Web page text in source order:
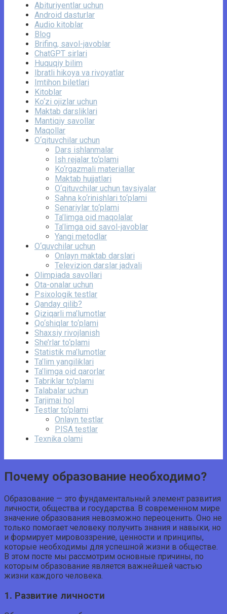
Abituriyentlar uchun
Android dasturlar
Audio kitoblar
Blog
Brifing, savol-javoblar
ChatGPT sirlari
Huquqiy bilim
Ibratli hikoya va rivoyatlar
Imtihon biletlari
Kitoblar
Ko‘zi ojizlar uchun
Maktab darsliklari
Mantiqiy savollar
Maqollar
O‘qituvchilar uchun
Dars ishlanmalar
Ish rejalar to‘plami
Ko‘rgazmali materiallar
Maktab hujjatlari
O‘qituvchilar uchun tavsiyalar
Sahna ko‘rinishlari to‘plami
Senariylar to‘plami
Ta’limga oid maqolalar
Ta’limga oid savol-javoblar
Yangi metodlar
O‘quvchilar uchun
Onlayn maktab darslari
Televizion darslar jadvali
Olimpiada savollari
Ota-onalar uchun
Psixologik testlar
Qanday qilib?
Qiziqarli ma’lumotlar
Qo‘shiqlar to‘plami
Shaxsiy rivojlanish
She’rlar to‘plami
Statistik ma’lumotlar
Ta’lim yangiliklari
Ta’limga oid qarorlar
Tabriklar to'plami
Talabalar uchun
Tarjimai hol
Testlar to‘plami
Onlayn testlar
PISA testlar
Texnika olami
Почему образование необходимо?
Образование — это фундаментальный элемент развития
личности, общества и государства. В современном мире
значение образования невозможно переоценить. Оно не
только помогает человеку получить знания и навыки, но
и формирует мировоззрение, ценности и принципы,
которые необходимы для успешной жизни в обществе.
В этом посте мы рассмотрим основные причины, по
которым образование является важнейшей частью
жизни каждого человека.
1. Развитие личности